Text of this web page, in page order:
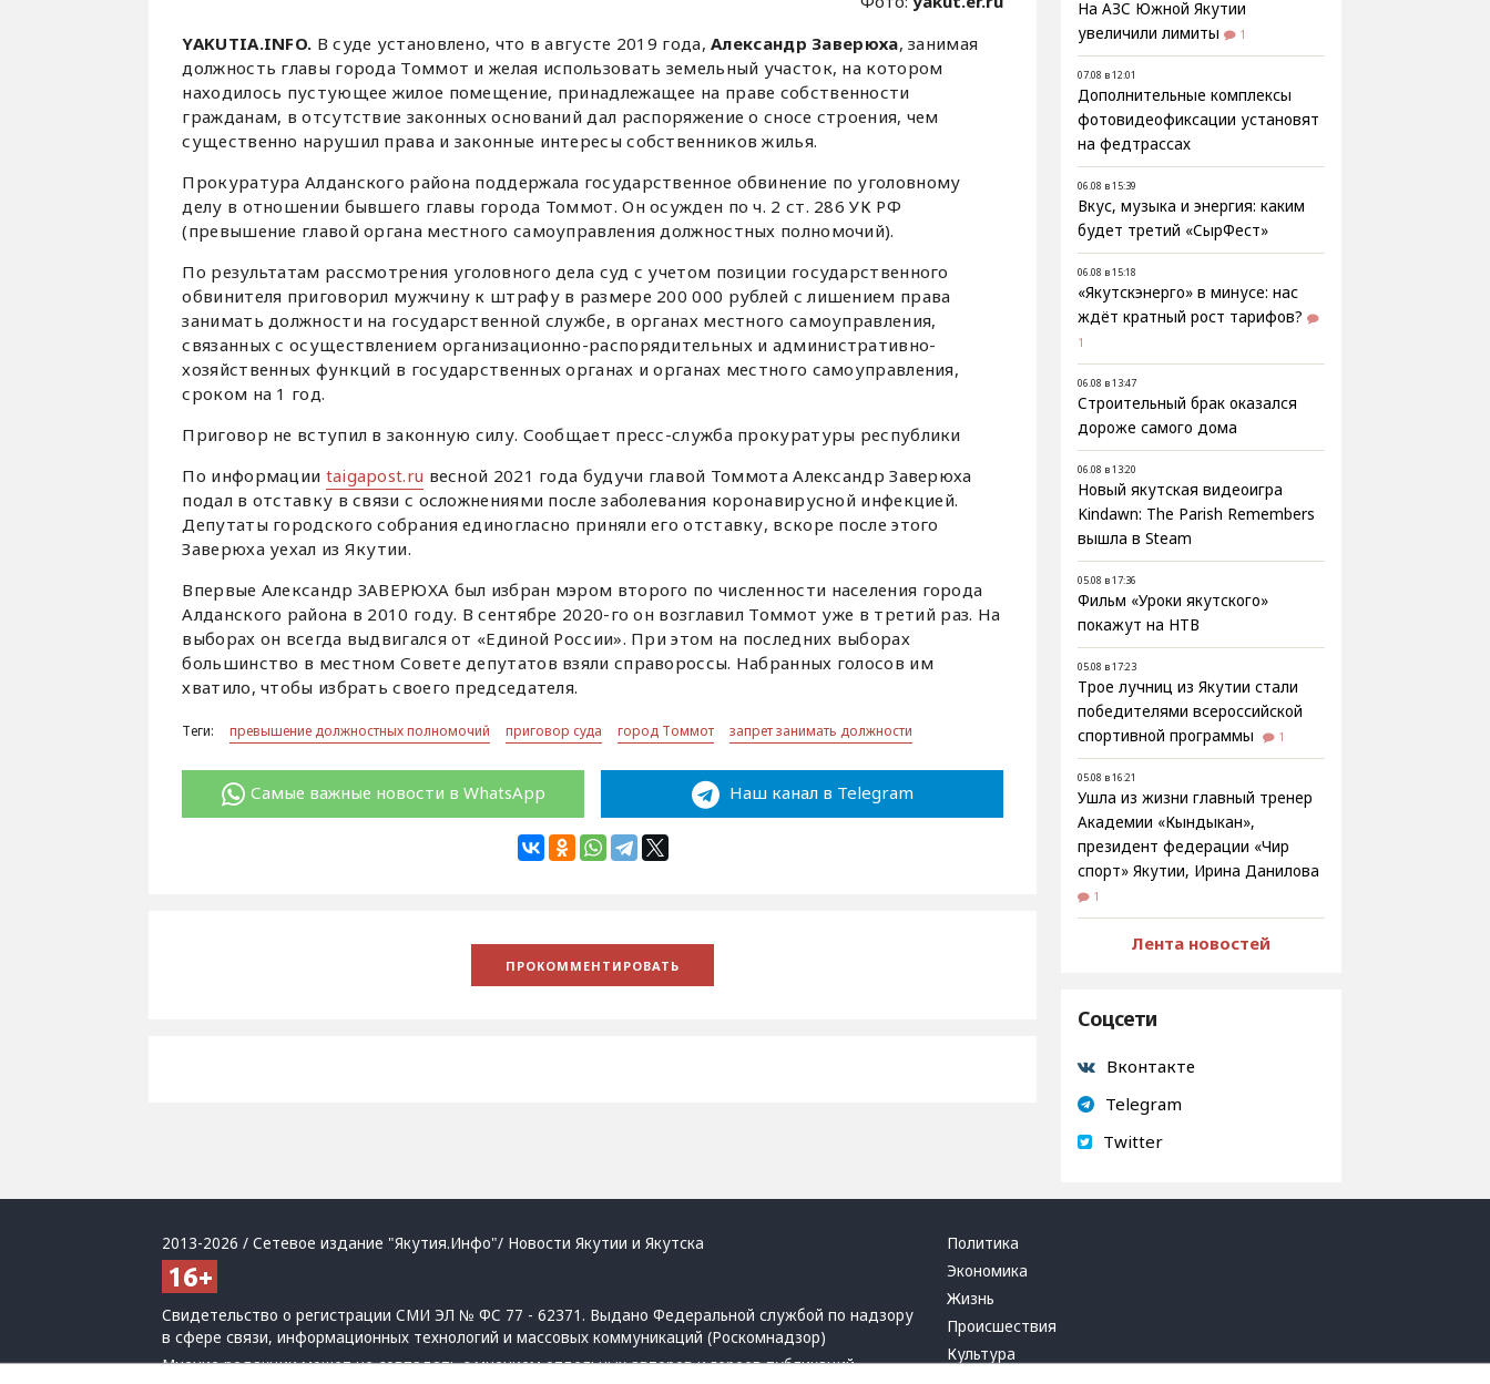
YAKUTIA.INFO. В суде установлено, что в августе 2019 года,Александр Заверюха, занимая
должность главы города Томмот и желая использовать земельный участок, на котором
находилось пустующее жилое помещение, принадлежащее на праве собственности
гражданам, в отсутствие законных оснований дал распоряжение о сносе строения, чем
существенно нарушил права и законные интересы собственников жилья.
Прокуратура Алданского района поддержала государственное обвинение по уголовному
делу в отношении бывшего главы города Томмот. Он осужден по ч. 2 ст. 286 УК РФ
(превышение главой органа местного самоуправления должностных полномочий).
По результатам рассмотрения уголовного дела суд с учетом позиции государственного
обвинителя приговорил мужчину к штрафу в размере 200 000 рублей с лишением права
занимать должности на государственной службе, в органах местного самоуправления,
связанных с осуществлением организационно-распорядительных и административно-
хозяйственных функций в государственных органах и органах местного самоуправления,
сроком на 1 год.
Приговор не вступил в законную силу. Сообщает пресс-служба прокуратуры республики
По информации taigapost.ru весной 2021 года будучи главой Томмота Александр Заверюха
подал в отставку в связи с осложнениями после заболевания коронавирусной инфекцией.
Депутаты городского собрания единогласно приняли его отставку, вскоре после этого
Заверюха уехал из Якутии.
Впервые Александр ЗАВЕРЮХА был избран мэром второго по численности населения города
Алданского района в 2010 году. В сентябре 2020-го он возглавил Томмот уже в третий раз. На
выборах он всегда выдвигался от «Единой России». При этом на последних выборах
большинство в местном Совете депутатов взяли справороссы. Набранных голосов им
хватило, чтобы избрать своего председателя.
Теги: превышение должностных полномочий приговор суда город Томмот запрет занимать должности
Самые важные новости в WhatsApp Наш канал в Telegram
На АЗС Южной Якутии
увеличили лимиты
1
07.08 в 12:01
Дополнительные комплексы
фотовидеофиксации установят
на федтрассах
06.08 в 15:39
Вкус, музыка и энергия: каким
будет третий «СырФест»
06.08 в 15:18
«Якутскэнерго» в минусе: нас
ждёт кратный рост тарифов?
1
06.08 в 13:47
Строительный брак оказался
дороже самого дома
06.08 в 13:20
Новый якутская видеоигра
Kindawn: The Parish Remembers
вышла в Steam
05.08 в 17:36
Фильм «Уроки якутского»
покажут на НТВ
05.08 в 17:23
Трое лучниц из Якутии стали
победителями всероссийской
спортивной программы
1
05.08 в 16:21
Ушла из жизни главный тренер
Академии «Кындыкан»,
президент федерации «Чир
спорт» Якутии, Ирина Данилова
1
Лента новостей
Соцсети
Вконтакте
Telegram
Twitter
2013-2026 / Сетевое издание "Якутия.Инфо"/ Новости Якутии и Якутска
Свидетельство о регистрации СМИ ЭЛ № ФС 77 - 62371. Выдано Федеральной службой по надзору
в сфере связи, информационных технологий и массовых коммуникаций (Роскомнадзор)
Мнение редакции может не совпадать с мнением отдельных авторов и героев публикаций.
Политика
Экономика
Жизнь
Происшествия
Культура